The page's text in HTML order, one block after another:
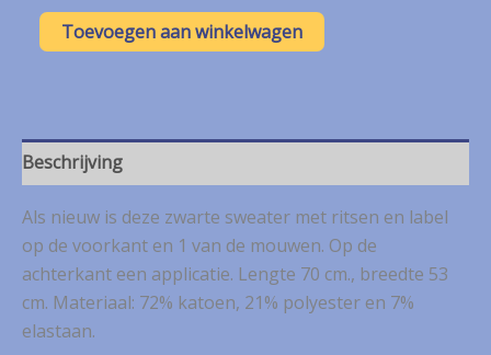
PureWhite
zwarteToevoegen aan winkelwagen
Beschrijving
Als nieuw is deze zwarte sweater met ritsen en label
op de voorkant en 1 van de mouwen. Op de
achterkant een applicatie. Lengte 70 cm., breedte 53
cm. Materiaal: 72% katoen, 21% polyester en 7%
elastaan.